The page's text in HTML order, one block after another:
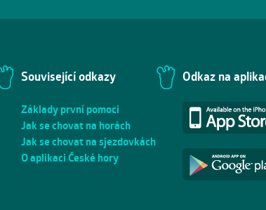
Související odkazy
Základy první pomoci
Jak se chovat na horách
Jak se chovat na sjezdovkách
O aplikaci České hory
Odkaz na